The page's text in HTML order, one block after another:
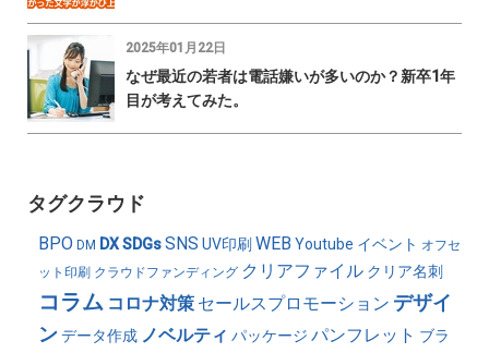
2025年01月22日
なぜ最近の若者は電話嫌いが多いのか？新卒1年
目が考えてみた。
タグクラウド
BPO DM DXSDGsSNS UV印刷 WEB Youtube イベント オフセ
ット印刷 クラウドファンディング クリアファイル クリア名刺
コラム コロナ対策 セールスプロモーション デザイ
ンデータ作成 ノベルティ パッケージ パンフレット ブラ